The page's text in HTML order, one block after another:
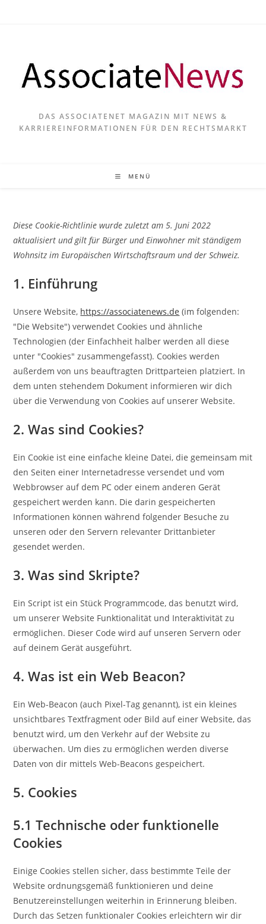
DAS ASSOCIATENET MAGAZIN MIT NEWS &
KARRIEREINFORMATIONEN FÜR DEN RECHTSMARKT
MENÜ
Diese Cookie-Richtlinie wurde zuletzt am 5. Juni 2022
aktualisiert und gilt für Bürger und Einwohner mit ständigem
Wohnsitz im Europäischen Wirtschaftsraum und der Schweiz.
1. Einführung
Unsere Website, https://associatenews.de (im folgenden:
"Die Website") verwendet Cookies und ähnliche
Technologien (der Einfachheit halber werden all diese
unter "Cookies" zusammengefasst). Cookies werden
außerdem von uns beauftragten Drittparteien platziert. In
dem unten stehendem Dokument informieren wir dich
über die Verwendung von Cookies auf unserer Website.
2. Was sind Cookies?
Ein Cookie ist eine einfache kleine Datei, die gemeinsam mit
den Seiten einer Internetadresse versendet und vom
Webbrowser auf dem PC oder einem anderen Gerät
gespeichert werden kann. Die darin gespeicherten
Informationen können während folgender Besuche zu
unseren oder den Servern relevanter Drittanbieter
gesendet werden.
3. Was sind Skripte?
Ein Script ist ein Stück Programmcode, das benutzt wird,
um unserer Website Funktionalität und Interaktivität zu
ermöglichen. Dieser Code wird auf unseren Servern oder
auf deinem Gerät ausgeführt.
4. Was ist ein Web Beacon?
Ein Web-Beacon (auch Pixel-Tag genannt), ist ein kleines
unsichtbares Textfragment oder Bild auf einer Website, das
benutzt wird, um den Verkehr auf der Website zu
überwachen. Um dies zu ermöglichen werden diverse
Daten von dir mittels Web-Beacons gespeichert.
5. Cookies
5.1 Technische oder funktionelle
Cookies
Einige Cookies stellen sicher, dass bestimmte Teile der
Website ordnungsgemäß funktionieren und deine
Benutzereinstellungen weiterhin in Erinnerung bleiben.
Durch das Setzen funktionaler Cookies erleichtern wir dir